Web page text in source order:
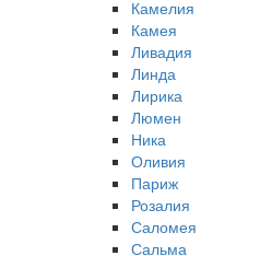
Камелия
Камея
Ливадия
Линда
Лирика
Люмен
Ника
Оливия
Париж
Розалия
Саломея
Сальма